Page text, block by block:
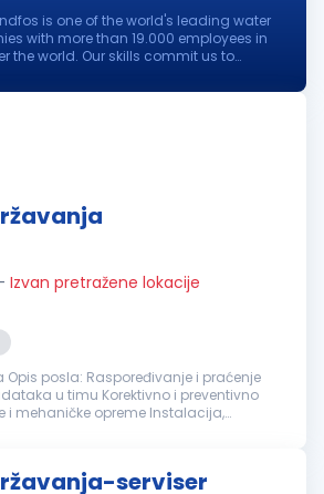
is one of the world's leading water
with more than 19.000 employees in
the world. Our skills commit us to
Izvan pretražene lokacije
u timu Korektivno i preventivno
i mehaničke opreme Instalacija,
serviser